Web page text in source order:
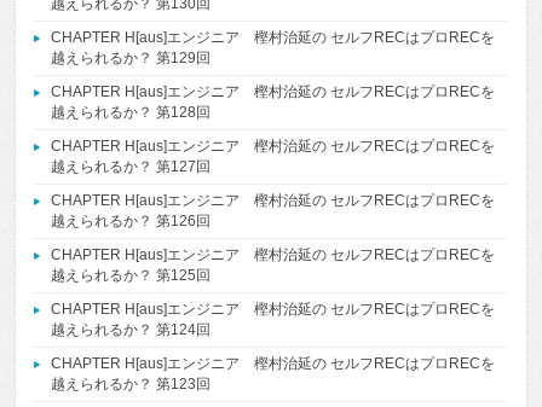
CHAPTER H[aus]エンジニア 樫村治延の セルフRECはプロRECを
越えられるか？ 第129回
CHAPTER H[aus]エンジニア 樫村治延の セルフRECはプロRECを
越えられるか？ 第128回
CHAPTER H[aus]エンジニア 樫村治延の セルフRECはプロRECを
越えられるか？ 第127回
CHAPTER H[aus]エンジニア 樫村治延の セルフRECはプロRECを
越えられるか？ 第126回
CHAPTER H[aus]エンジニア 樫村治延の セルフRECはプロRECを
越えられるか？ 第125回
CHAPTER H[aus]エンジニア 樫村治延の セルフRECはプロRECを
越えられるか？ 第124回
CHAPTER H[aus]エンジニア 樫村治延の セルフRECはプロRECを
越えられるか？ 第123回